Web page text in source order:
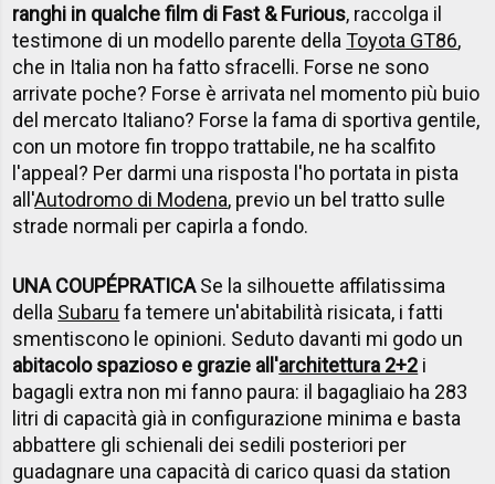
ranghi in qualche film di Fast & Furious, raccolga il
testimone di un modello parente dellaToyota GT86,
che in Italia non ha fatto sfracelli. Forse ne sono
arrivate poche? Forse è arrivata nel momento più buio
del mercato Italiano? Forse la fama di sportiva gentile,
con un motore fin troppo trattabile, ne ha scalfito
l'appeal? Per darmi una risposta l'ho portata in pista
all'Autodromo di Modena, previo un bel tratto sulle
strade normali per capirla a fondo.
UNA COUPÉPRATICASe la silhouette affilatissima
della Subaru fa temere un'abitabilità risicata, i fatti
smentiscono le opinioni. Seduto davanti mi godo un
abitacolo spazioso e grazie all'architettura 2+2 i
bagagli extra non mi fanno paura: il bagagliaio ha 283
litri di capacità già in configurazione minima e basta
abbattere gli schienali dei sedili posteriori per
guadagnare una capacità di carico quasi da station